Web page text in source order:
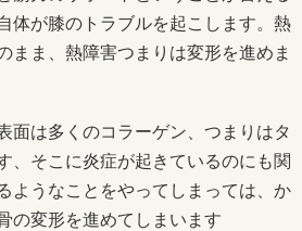
体が膝のトラブルを起こします。熱
まま、熱障害つまりは変形を進めま
面は多くのコラーゲン、つまりはタ
、そこに炎症が起きているのにも関
ようなことをやってしまっては、か
の変形を進めてしまいます